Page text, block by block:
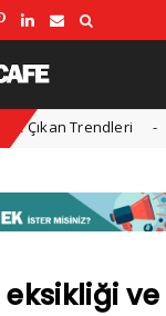
Trendleri Kadın